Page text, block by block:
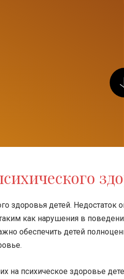
здоровья детей. Недостаток
как нарушения в
обеспечить детей
психическое здоровье